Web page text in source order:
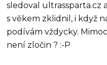
sledoval ultrassparta.cz
s věkem zklidnil, i když
podívám vždycky.
není zločin ? :-P